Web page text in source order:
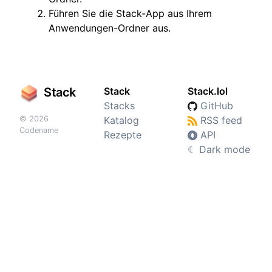
Führen Sie die Stack-App aus Ihrem
Anwendungen-Ordner aus.
Stack
© 2026
Codename
Stack
Stacks
Katalog
Rezepte
Stack.lol
GitHub
RSS feed
API
☾ Dark mode